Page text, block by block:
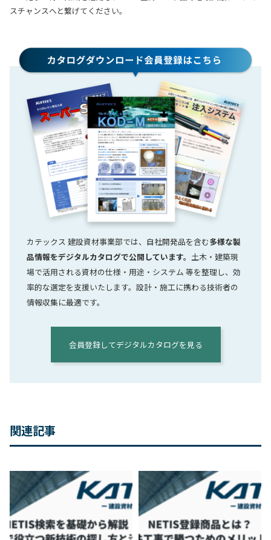
スチャンスへと繋げてください。
カテックス 建設資材事業部では、自社開発品を含む多様な製
品情報をデジタルカタログで公開しています。 土木・建築現
場で活用される資材の仕様・用途・システム 等を整理し、効
率的な選定を支援いたします。設計・施工に携わる技術者の
情報収集に最適です。
会員登録してデジタルカタログを見る
関連記事